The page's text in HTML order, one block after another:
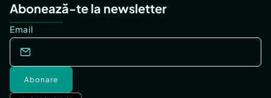
Abonează-te la newsletter
Email
Abonare